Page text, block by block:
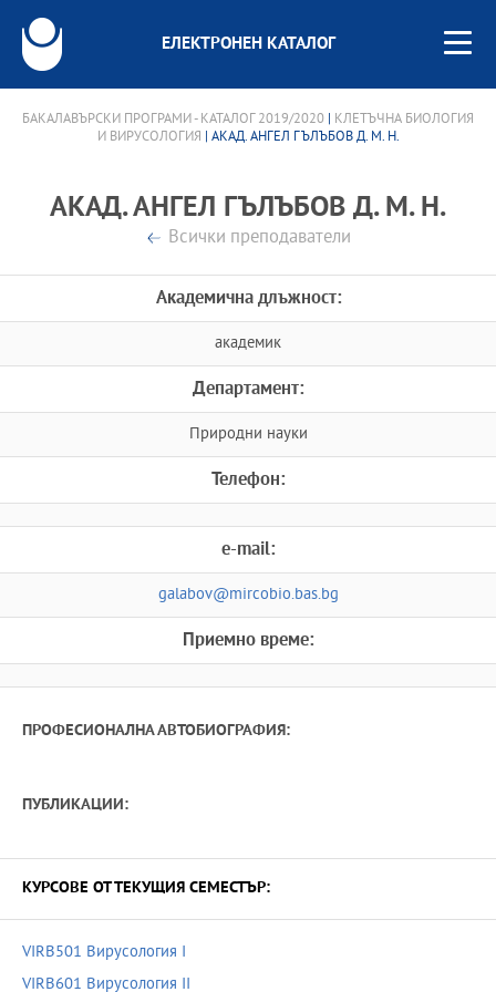
ЕЛЕКТРОНЕН КАТАЛОГ
БАКАЛАВЪРСКИ ПРОГРАМИ - КАТАЛОГ 2019/2020
КЛЕТЪЧНА БИОЛОГИЯ
И ВИРУСОЛОГИЯ | АКАД. АНГЕЛ ГЪЛЪБОВ Д. М. Н.
АКАД. АНГЕЛ ГЪЛЪБОВ Д. М. Н.
Всички преподаватели
Академична длъжност:
академик
Департамент:
Природни науки
Телефон:
e-mail:
galabov@mircobio.bas.bg
Приемно време:
ПРОФЕСИОНАЛНА АВТОБИОГРАФИЯ:
ПУБЛИКАЦИИ:
КУРСОВЕ ОТ ТЕКУЩИЯ СЕМЕСТЪР:
VIRB501 Вирусология I
VIRB601 Вирусология II